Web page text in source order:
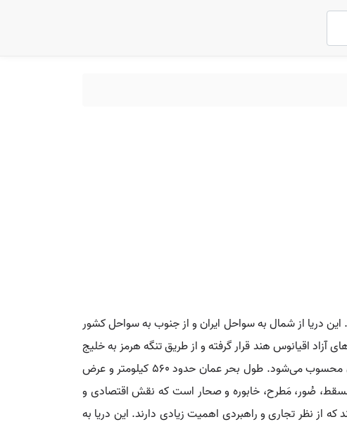
دریا از شمال به سواحل ایران و از جنوب به سواحل کشور
اقیانوس هند قرار گرفته و از طریق تنگه هرمز به خلیج
فارس متصل می‌شود. این تنگه در شمال شبه‌جزیره مسندم قرار دارد و یکی از راه‌های راهبردی و بسیار مهم دریایی جهان محسوب می‌شود. طول بحر عمان حدود ۵۶۰ کیلومتر و عرض
مانند مسقط، صُور، مَطرح، خابوره و صحار است که نقش اقتصادی و
که از نظر تجاری و راهبردی اهمیت زیادی دارند. این دریا به